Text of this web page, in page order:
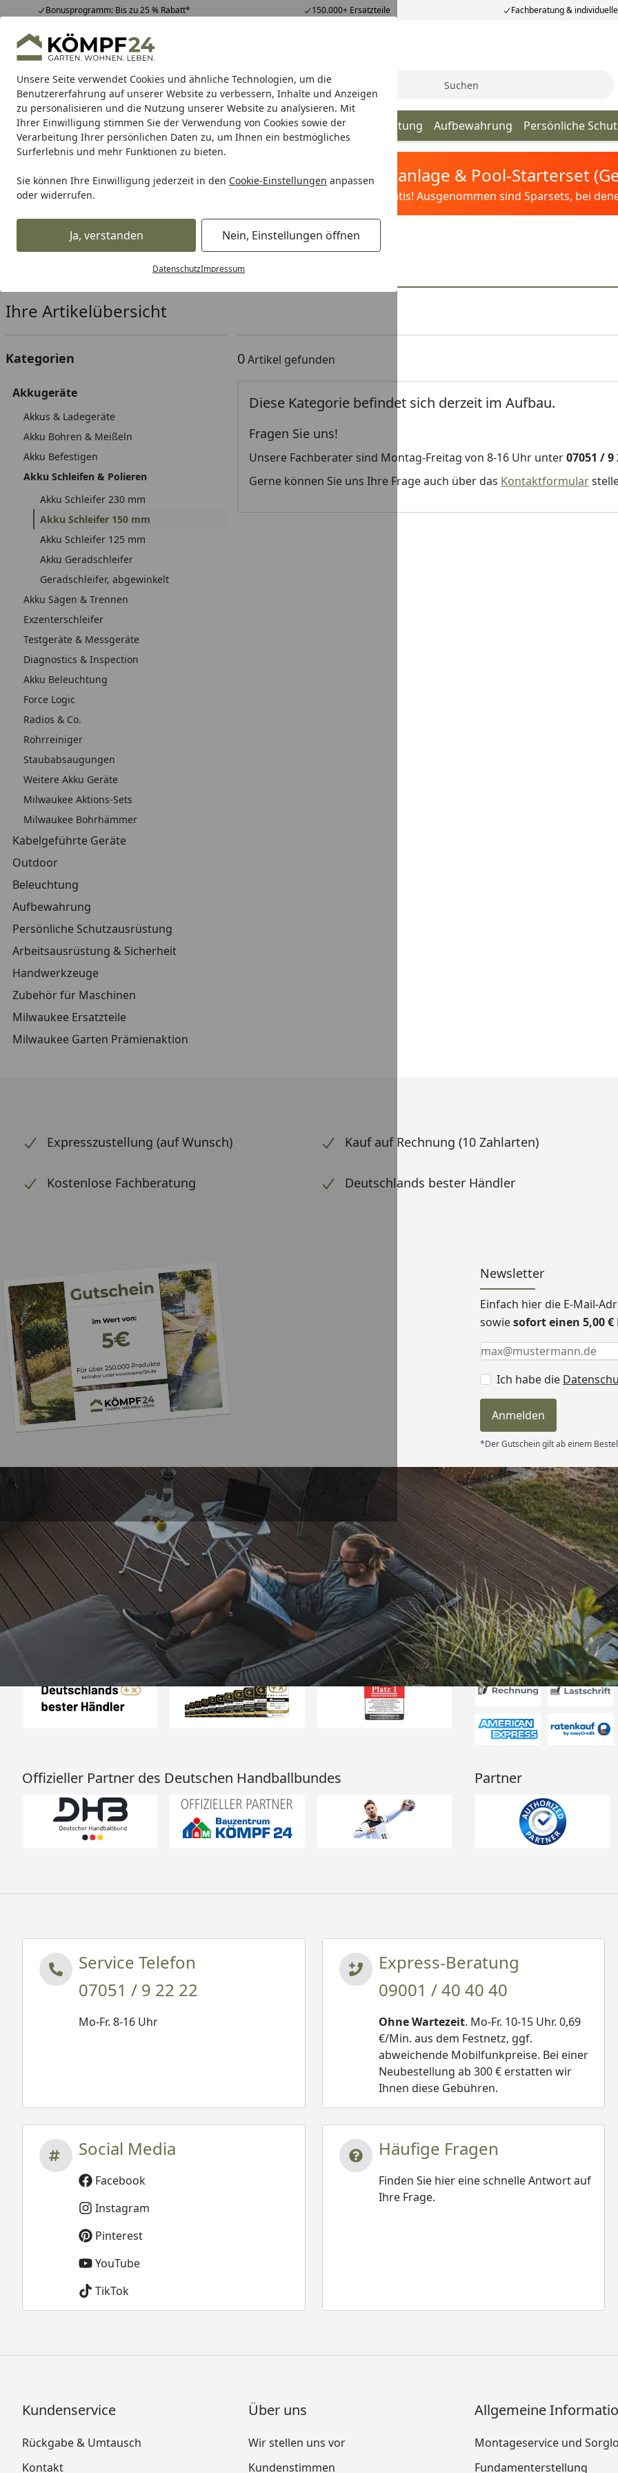
Unsere Seite verwendet Cookies und ähnliche Technologien, um die
Benutzererfahrung auf unserer Website zu verbessern, Inhalte und Anzeigen
zu personalisieren und die Nutzung unserer Website zu analysieren. Mit
Ihrer Einwilligung stimmen Sie der Verwendung von Cookies sowie der
Verarbeitung Ihrer persönlichen Daten zu, um Ihnen ein bestmögliches
Surferlebnis und mehr Funktionen zu bieten.
Sie können Ihre Einwilligung jederzeit in den Cookie-Einstellungen anpassen
oder widerrufen.
Ja, verstanden Nein, Einstellungen öffnen
DatenschutzImpressum
Bonusprogramm: Bis zu 25 % Rabatt* 150.000+ Ersatzteile Fachberatung &
Hotline07051 / 9 22 22
Mo-Fr. 8-16 Uhr 25.957 Bewertungen
Alle Produkte
Alle ProdukteHighlights Tipps & Tricks Suche
Milwaukee Akkugeräte Kabelgeführte Geräte Outdoor Beleuchtung Aufbewahrung Persönliche
Karibu Pools inkl. gratis Sandfilteranlage & Pool-Starterset
Dein Traumpool im Sorglos-Paket: Filter&Pflege gratis! Ausgenommen sind Sparsets, bei
Startseite
Milwaukee Akkugeräte Akku Schleifen & Polieren Akku Schleifer 150 mm
Milwaukee Akku Schleifer 150 mm
Ihre Artikelübersicht
Kategorien
Akkugeräte
Akkus & Ladegeräte
Akku Bohren & Meißeln
Akku Befestigen
Akku Schleifen & Polieren
Akku Schleifer 230 mm
Akku Schleifer 150 mm
Akku Schleifer 125 mm
Akku Geradschleifer
Geradschleifer, abgewinkelt
Akku Sägen & Trennen
Exzenterschleifer
Testgeräte & Messgeräte
Diagnostics & Inspection
Akku Beleuchtung
Force Logic
Radios & Co.
Rohrreiniger
Staubabsaugungen
Weitere Akku Geräte
Milwaukee Aktions-Sets
Milwaukee Bohrhämmer
Kabelgeführte Geräte
Outdoor
Beleuchtung
Aufbewahrung
Persönliche Schutzausrüstung
Arbeitsausrüstung & Sicherheit
Handwerkzeuge
Zubehör für Maschinen
Milwaukee Ersatzteile
Milwaukee Garten Prämienaktion
0Artikel gefunden
Diese Kategorie befindet sich derzeit im Aufbau.
Fragen Sie uns!
Unsere Fachberater sind Montag-Freitag von 8-16 Uhr unter07051 / 9
Gerne können Sie uns Ihre Frage auch über das Kontaktformular
Expresszustellung (auf Wunsch) Kauf auf Rechnung (10 Zahlarten)
Kostenlose Fachberatung Deutschlands bester Händler
Newsletter
Einfach hier die E-Mail-
sowiesofort einen 5,00
Keine Eingabe erforderlich
Eingabe erforderlich
E-Mail *
Ich habe die
Anmelden
*Der Gutschein gilt ab einem
Trusted Shops
4,81/ 5
25.957 Bewertungen
„- Retouren Bearbeitung wurde
umgehend erledigt“
04.08.2026
Versand
Auszeichnungen Akzeptierte
Offizieller Partner des Deutschen Handballbundes Partner
Service Telefon
07051 / 9 22 22
Mo-Fr. 8-16 Uhr
Express-Beratung
09001 / 40 40 40
Ohne Wartezeit. Mo-Fr. 10-15 Uhr. 0,69
€/Min. aus dem Festnetz, ggf.
abweichende Mobilfunkpreise. Bei einer
Neubestellung ab 300 € erstatten wir
Ihnen diese Gebühren.
Social Media
Facebook
Instagram
Pinterest
YouTube
TikTok
Häufige Fragen
Finden Sie hier eine schnelle Antwort auf
Ihre Frage.
Kundenservice
Rückgabe & Umtausch
Kontakt
Über uns
Wir stellen uns vor
Kundenstimmen
Allgemeine
Montageservice und
Fundamenterstellung